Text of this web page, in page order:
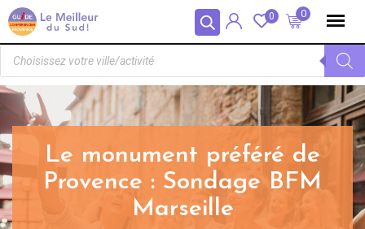
Panneau de gestion des cookies 0
0
Le monument préféré de
Provence : Sondage BFM
Marseille